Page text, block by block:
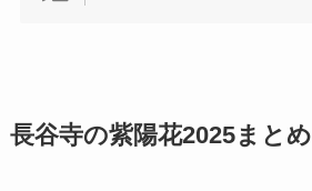
長谷寺の紫陽花2025まとめ